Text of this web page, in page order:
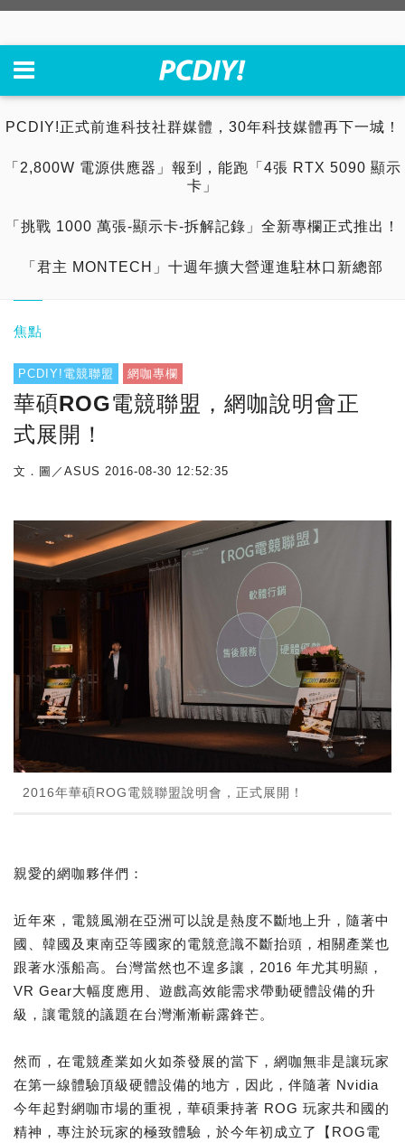
PCDIY!正式前進科技社群媒體，30年科技媒體再下一城！
「2,800W 電源供應器」報到，能跑「4張 RTX 5090 顯示
卡」
「挑戰 1000 萬張-顯示卡-拆解記錄」全新專欄正式推出！
「君主 MONTECH」十週年擴大營運進駐林口新總部
焦點
PCDIY!電競聯盟 網咖專欄
華碩ROG電競聯盟，網咖說明會正
式展開！
文．圖／ASUS 2016-08-30 12:52:35
2016年華碩ROG電競聯盟說明會，正式展開！
親愛的網咖夥伴們：
近年來，電競風潮在亞洲可以說是熱度不斷地上升，隨著中
國、韓國及東南亞等國家的電競意識不斷抬頭，相關產業也
跟著水漲船高。台灣當然也不遑多讓，2016 年尤其明顯，
VR Gear大幅度應用、遊戲高效能需求帶動硬體設備的升
級，讓電競的議題在台灣漸漸嶄露鋒芒。
然而，在電競產業如火如荼發展的當下，網咖無非是讓玩家
在第一線體驗頂級硬體設備的地方，因此，伴隨著 Nvidia
今年起對網咖市場的重視，華碩秉持著 ROG 玩家共和國的
精神，專注於玩家的極致體驗，於今年初成立了【ROG電